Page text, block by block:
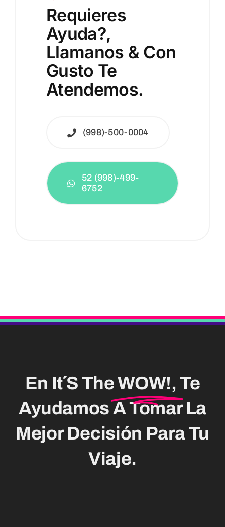
Requieres
Ayuda?,
Llamanos & Con
Gusto Te
Atendemos.
(998)-500-0004
52 (998)-499-
6752
Requieres
Ayuda?,
Llamanos & Con
Gusto Te
Atendemos.
(998)-500-0004
52 (998)-499-
6752
En It´s TheWOW!, Te
Ayudamos A Tomar La
Mejor Decisión Para Tu
Viaje.